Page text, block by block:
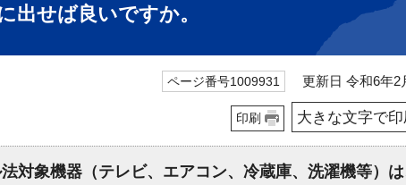
出せば良いですか。
ページ番号1009931 更新日 令和6年2
印刷 大きな文字で印
対象機器（テレビ、エアコン、冷蔵庫、洗濯機等）